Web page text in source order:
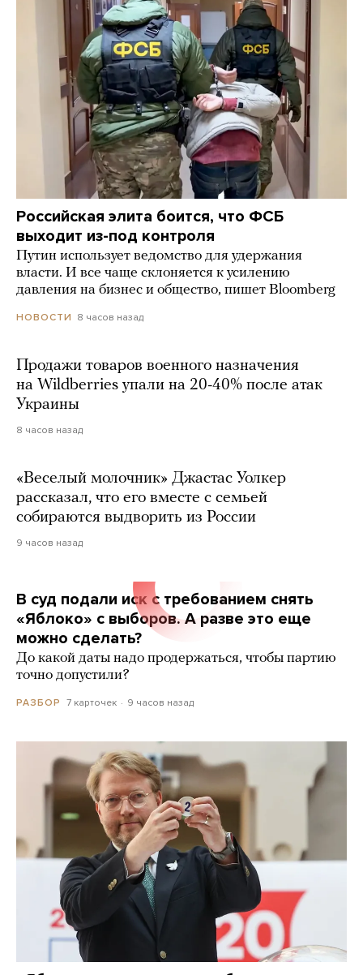
Российская элита боится, что ФСБ
выходит из-под контроля
Путин использует ведомство для удержания
власти. И все чаще склоняется к усилению
давления на бизнес и общество, пишет Bloomberg
НОВОСТИ 8 часов назад
Продажи товаров военного назначения
на Wildberries упали на 20-40% после атак
Украины
8 часов назад
«Веселый молочник» Джастас Уолкер
рассказал, что его вместе с семьей
собираются выдворить из России
9 часов назад
В суд подали иск с требованием снять
«Яблоко» с выборов. А разве это еще
можно сделать?
До какой даты надо продержаться, чтобы партию
точно допустили?
РАЗБОР 7 карточек 9 часов назад